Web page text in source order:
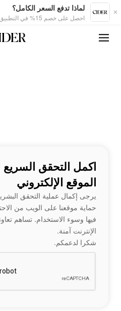
لماذا تدفع السعر الكامل؟
احصل على خصم 15% في التطبيق
اكمل التحقق السريع
الموقع الإلكتروني
يرجى إكمال عملية التحقق
حماية موقعنا على الويب من
فيها وسوء الاستخدام. تساهم
الإنترنت آمنة.
شكرا لدعمكم.